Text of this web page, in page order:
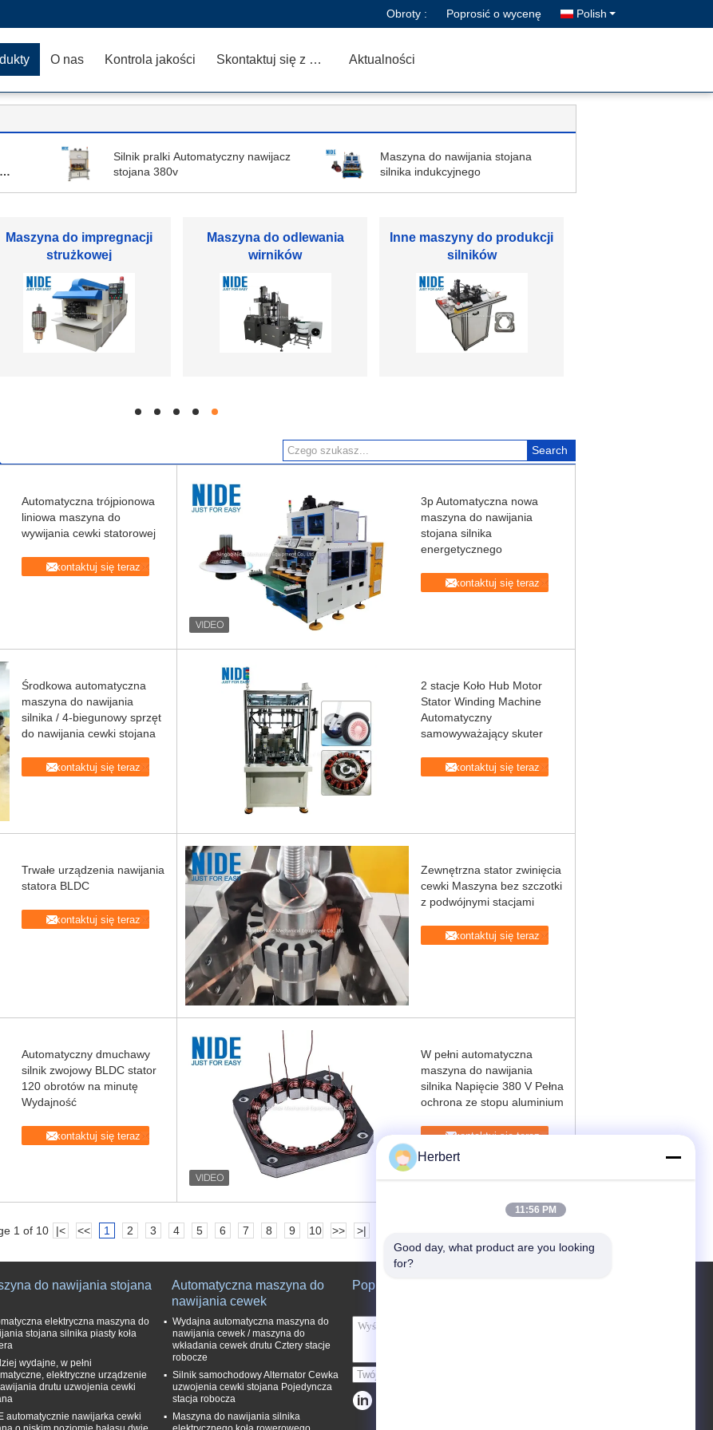
Obroty : Poprosić o wycenę Polish
O nas Kontrola jakości Skontaktuj się z nami Aktualności
Silnik pralki Automatyczny nawijacz
stojana 380v
Maszyna do nawijania stojana
silnika indukcyjnego
Maszyna do nawijania
stojana
Automatyczna maszyna do
nawijania cewek
Części zamienne do
silników elektrycznych
hd hd hd hd hd
Automatyczna trójpionowa
liniowa maszyna do
wywijania cewki statorowej
Skontaktuj się teraz
3p Automatyczna nowa
maszyna do nawijania
stojana silnika
energetycznego
Skontaktuj się teraz
Środkowa automatyczna
maszyna do nawijania
silnika / 4-biegunowy sprzęt
do nawijania cewki stojana
Skontaktuj się teraz
2 stacje Koło Hub Motor
Stator Winding Machine
Automatyczny
samowyważający skuter
Skontaktuj się teraz
Trwałe urządzenia nawijania
statora BLDC
Skontaktuj się teraz
Zewnętrzna stator zwinięcia
cewki Maszyna bez szczotki
z podwójnymi stacjami
Skontaktuj się teraz
Automatyczny dmuchawy
silnik zwojowy BLDC stator
120 obrotów na minutę
Wydajność
Skontaktuj się teraz
W pełni automatyczna
maszyna do nawijania
silnika Napięcie 380 V Pełna
ochrona ze stopu aluminium
Skontaktuj się teraz
1 of 10 |< << 1 2 3 4 5 6 7 8 9 10 >> >|
do nawijania stojana
elektryczna maszyna do
stojana silnika piasty koła
wydajne, w pełni
elektryczne urządzenie
drutu uzwojenia cewki
automatycznie nawijarka cewki
Automatyczna maszyna do
nawijania cewek
Wydajna automatyczna maszyna do
nawijania cewek / maszyna do
wkładania cewek drutu Cztery stacje
robocze
Silnik samochodowy Alternator Cewka
uzwojenia cewki stojana Pojedyncza
stacja robocza
Maszyna do nawijania silnika
Poprosić o wycenę
Herbert
11:56 PM
Good day, what product are you looking
for?